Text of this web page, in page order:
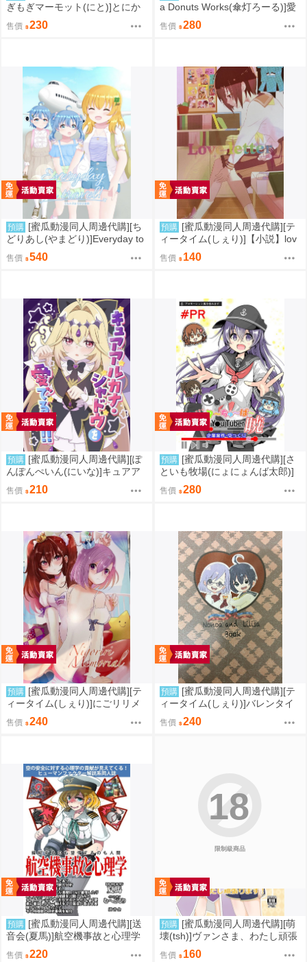
ぎもぎマーモット(にと)]とにか
く脱ぎたいジョンストン(艦隊收
藏)(同人誌)
售價 230
a Donuts Works(傘灯ろーる)]愛
がなくちゃ(彩虹社)(同人誌)
售價 280
預購 [蜜瓜動漫同人周邊代購][ち
どりあし(やまどり)]Everyday to
travel!(同人誌)
售價 540
預購 [蜜瓜動漫同人周邊代購][テ
ィータイム(しぇり)]【小説】lov
eletter(2.5次元的誘惑)(同人誌)
售價 140
預購 [蜜瓜動漫同人周邊代購][ぽ
んぽんぺいん(にいな)]キュアア
ルカナ・シャドウを愛でる本!(キ
ミとアイドル光之美少女♪、Yes!
售價 210
預購 [蜜瓜動漫同人周邊代購][さ
といも牧場(にょにょんば太郎)]
帰ってきた ゆ～ちゅ～ば～
暁 企業案件・ゆっくり編(艦隊
售價 280
預購 [蜜瓜動漫同人周邊代購][テ
ィータイム(しぇり)]にごリリメ
モリアル(2.5次元的誘惑)(同人
誌)
售價 240
預購 [蜜瓜動漫同人周邊代購][テ
ィータイム(しぇり)]バレンタイ
ンデーキッス(2.5次元的誘惑)(同
人誌)
售價 240
預購 [蜜瓜動漫同人周邊代購][送
音会(夏馬)]航空機事故と心理学
(同人誌)
售價 220
限制級商品
18
預購 [蜜瓜動漫同人周邊代購][萌
壊(tsh)]ヴァンさま、わたし頑張
ります!(同人誌)
售價 160